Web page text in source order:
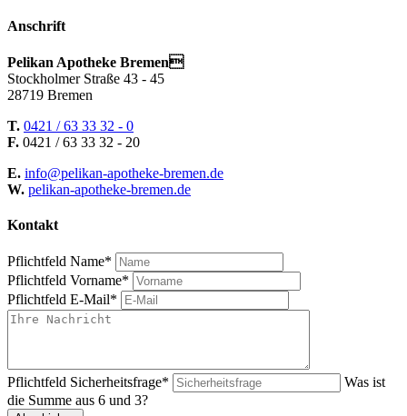
Anschrift
Pelikan Apotheke Bremen
Stockholmer Straße 43 - 45
28719 Bremen
T. 0421 / 63 33 32 - 0
F. 0421 / 63 33 32 - 20
E. info@pelikan-apotheke-bremen.de
W. pelikan-apotheke-bremen.de
Kontakt
Pflichtfeld Name*
Pflichtfeld Vorname*
Pflichtfeld E-Mail*
Pflichtfeld Sicherheitsfrage*
Was ist
die Summe aus 6 und 3?